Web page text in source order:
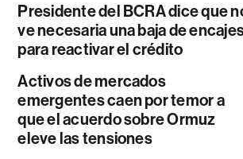
Presidente del BCRA dice que
ve necesaria una baja de
para reactivar el crédito
Activos de mercados
emergentes caen por temor a
que el acuerdo sobre Ormuz
eleve las tensiones